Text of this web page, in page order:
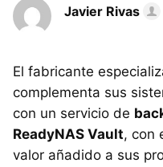
Javier Rivas
El fabricante
complementa sus
con un servicio de
ReadyNAS Vault, con
valor añadido a sus